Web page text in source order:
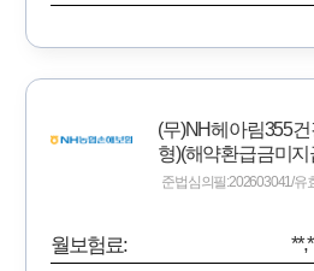
(무)NH헤아림355건
형)(해약환급금미
준법심의필:202603041/유
월보험료: